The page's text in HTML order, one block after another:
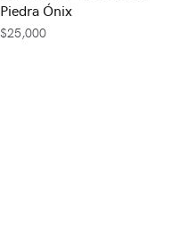
Piedra Ónix
$25,000